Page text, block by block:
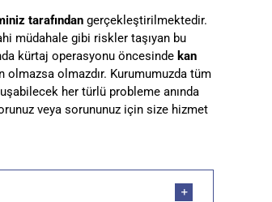
tarafından gerçekleştirilmektedir.
müdahale gibi riskler taşıyan bu
kürtaj operasyonu öncesinde kan
olmazsa olmazdır. Kurumumuzda tüm
her türlü probleme anında
veya sorununuz için size hizmet